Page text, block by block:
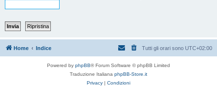
Home Indice Tutti gli orari sono UTC+02:00
Powered by phpBB® Forum Software © phpBB Limited
Traduzione Italiana phpBB-Store.it
Privacy | Condizioni